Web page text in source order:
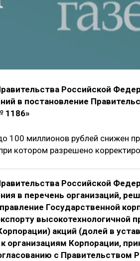
Российской
в постановление
1186»
100 миллионов рублей снижен
котором разрешено
Российской
в перечень организаций,
Государственной
высокотехнологичной
акций (долей в
организациям Корпорации,
с Правительством